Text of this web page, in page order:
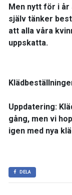
Men nytt för i år
själv tänker
att alla våra
uppskatta.
Uppdatering:
gång, men vi
igen med nya
DELA